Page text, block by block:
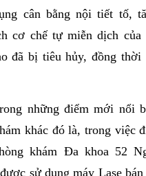
cân bằng nội tiết tố,
cơ chế tự miễn dịch của
đã bị tiêu hủy, đồng thời
những điểm mới nổi
khác đó là, trong việc
khám Đa khoa 52
sử dụng máy Lase bán